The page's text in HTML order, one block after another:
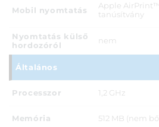
Mobil nyomtatás
Apple
tanúsítvány
Nyomtatás külső
hordozóról
nem
Általános
Processzor 1,2 GHz
Memória 512 MB (nem